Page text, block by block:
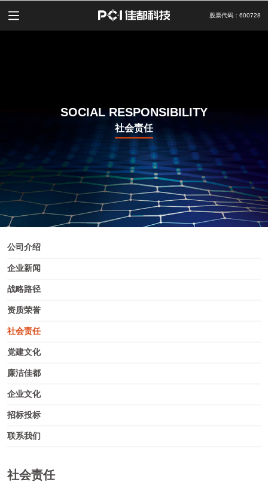
股票代码：600728
SOCIAL RESPONSIBILITY
社会责任
公司介绍
企业新闻
战略路径
资质荣誉
社会责任
党建文化
廉洁佳都
企业文化
招标投标
联系我们
社会责任